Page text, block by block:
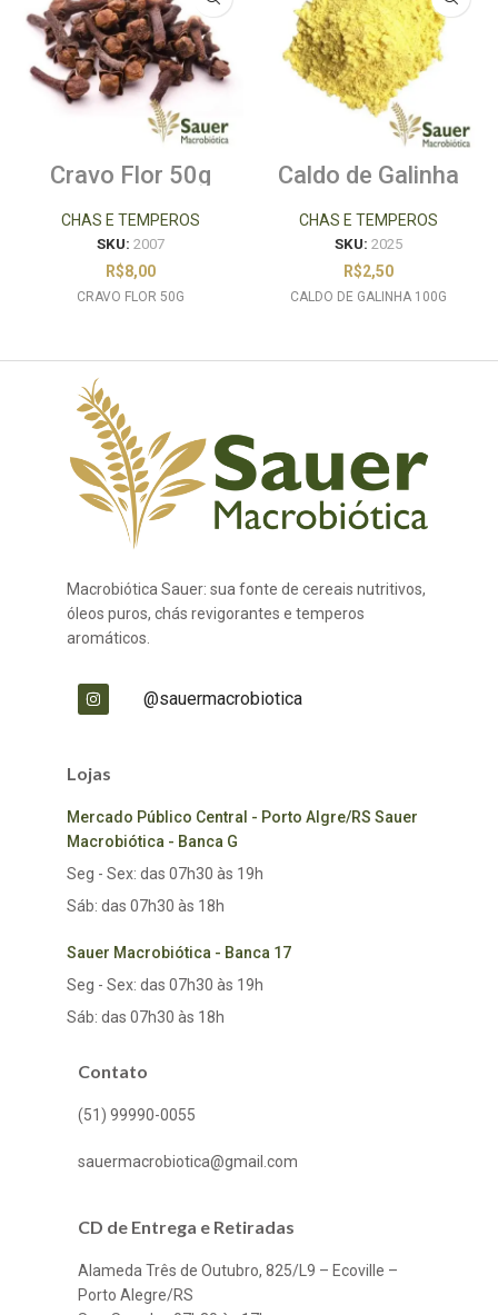
Cravo Flor 50g
CHAS E TEMPEROS
SKU: 2007
R$8,00
CRAVO FLOR 50G
Caldo de Galinha
CHAS E TEMPEROS
SKU: 2025
R$2,50
CALDO DE GALINHA 100G
Macrobiótica Sauer: sua fonte de cereais nutritivos,
óleos puros, chás revigorantes e temperos
aromáticos.
@sauermacrobiotica
Lojas
Mercado Público Central - Porto Algre/RS Sauer
Macrobiótica - Banca G
Seg - Sex: das 07h30 às 19h
Sáb: das 07h30 às 18h
Sauer Macrobiótica - Banca 17
Seg - Sex: das 07h30 às 19h
Sáb: das 07h30 às 18h
Contato
(51) 99990-0055
sauermacrobiotica@gmail.com
CD de Entrega e Retiradas
Alameda Três de Outubro, 825/L9 – Ecoville –
Porto Alegre/RS